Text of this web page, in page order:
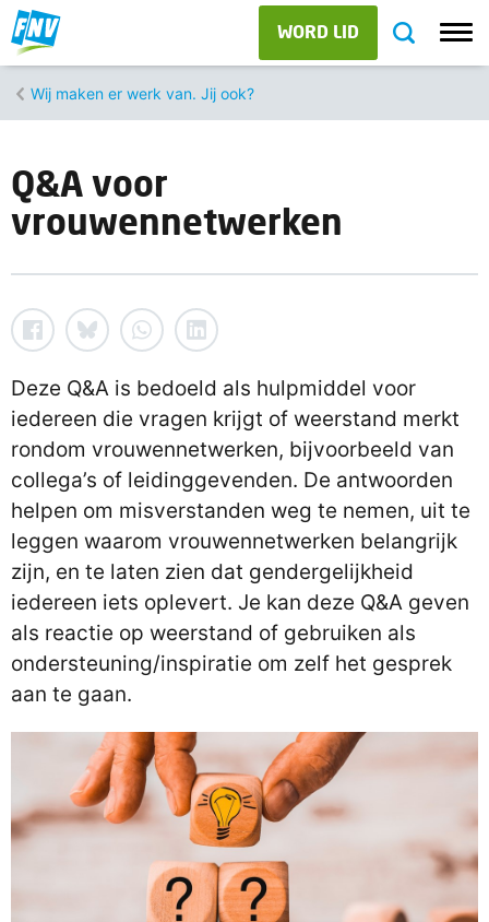
WORD LID
Wij maken er werk van. Jij ook?
Q&A voor
vrouwennetwerken
Deze Q&A is bedoeld als hulpmiddel voor
iedereen die vragen krijgt of weerstand merkt
rondom vrouwennetwerken, bijvoorbeeld van
collega’s of leidinggevenden. De antwoorden
helpen om misverstanden weg te nemen, uit te
leggen waarom vrouwennetwerken belangrijk
zijn, en te laten zien dat gendergelijkheid
iedereen iets oplevert. Je kan deze Q&A geven
als reactie op weerstand of gebruiken als
ondersteuning/inspiratie om zelf het gesprek
aan te gaan.